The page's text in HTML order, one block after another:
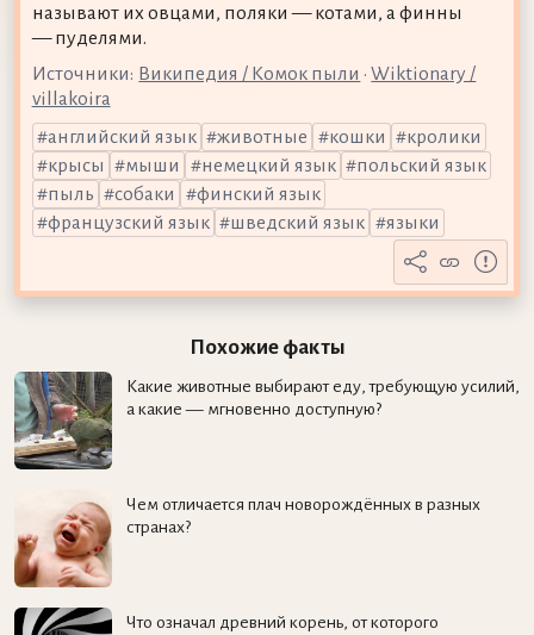
называют их овцами, поляки — котами, а финны
— пуделями.
Источники: Википедия / Комок пыли •Wiktionary /
villakoira
английский язык
животные кошки
кролики
крысы
мыши немецкий язык
польский язык
пыль
собаки
финский язык
французский язык
шведский язык языки
Похожие факты
Какие животные выбирают еду, требующую усилий,
а какие — мгновенно доступную?
Чем отличается плач новорождённых в разных
странах?
Что означал древний корень, от которого